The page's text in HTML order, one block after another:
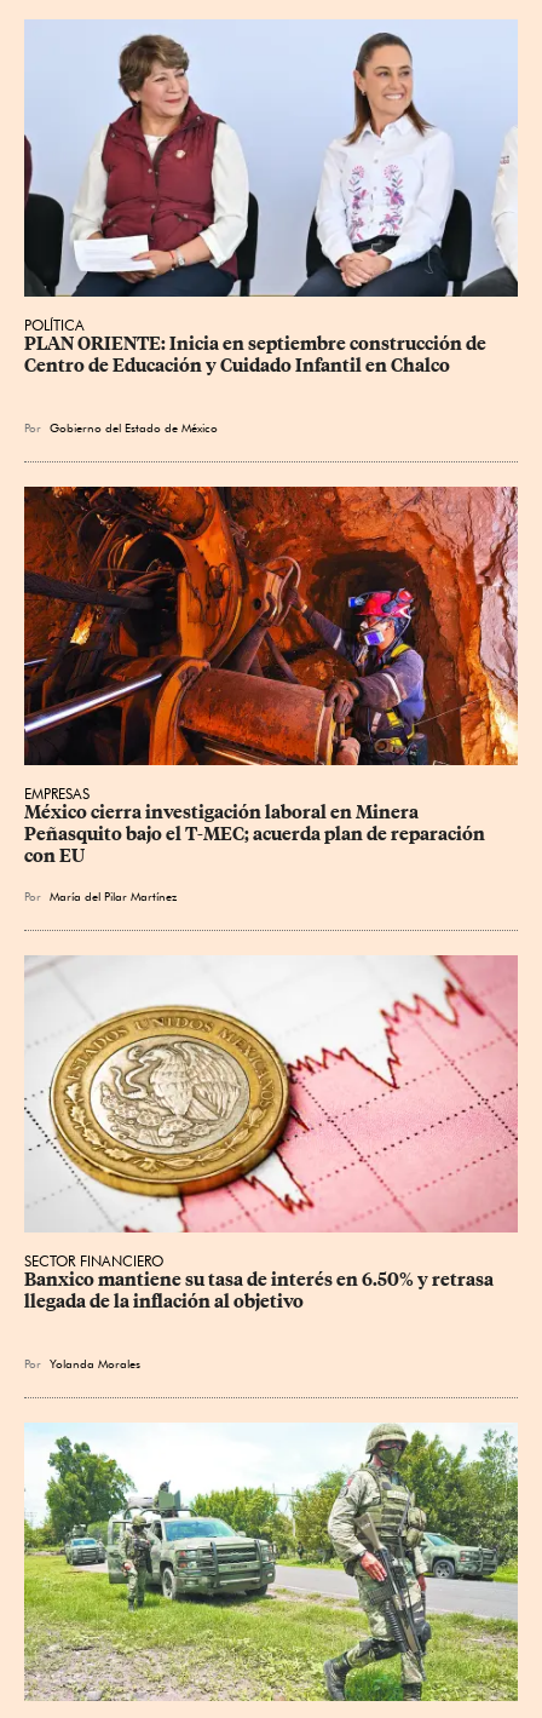
POLÍTICA
PLAN ORIENTE: Inicia en septiembre construcción de
Centro de Educación y Cuidado Infantil en Chalco
Por Gobierno del Estado de México
EMPRESAS
México cierra investigación laboral en Minera
Peñasquito bajo el T-MEC; acuerda plan de reparación
con EU
Por María del Pilar Martínez
SECTOR FINANCIERO
Banxico mantiene su tasa de interés en 6.50% y retrasa
llegada de la inflación al objetivo
Por Yolanda Morales